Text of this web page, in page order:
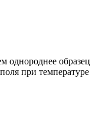
однороднее образец
при температуре